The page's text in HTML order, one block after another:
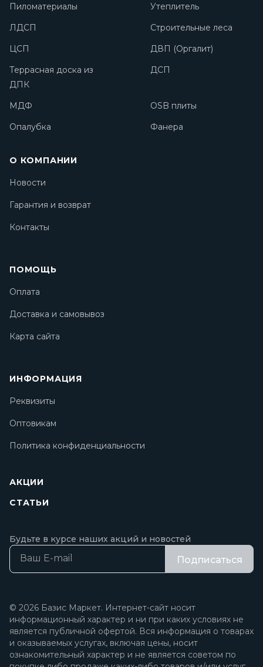
Пиломатериалы
Утеплитель
ЛДСП
Строительные леса
ЦСП
ДВП (Оргалит)
Террасная доска из
ДПК
ДСП
МДФ
OSB плиты
Опалубка
Фанера
О КОМПАНИИ
Новости
Гарантия и возврат
Контакты
ПОМОЩЬ
Оплата
Доставка и самовывоз
Карта сайта
ИНФОРМАЦИЯ
Реквизиты
Оптовикам
Политика конфиденциальности
АКЦИИ
СТАТЬИ
Будьте в курсе наших акций и новостей
Подписаться
© 2026 Базис Маркет. Интернет-сайт носит
информационный характер и ни при каких условиях не
является публичной офертой. Вся информация о товарах
и оказываемых услугах, включая цены, носит
ознакомительный характер и не является советом по